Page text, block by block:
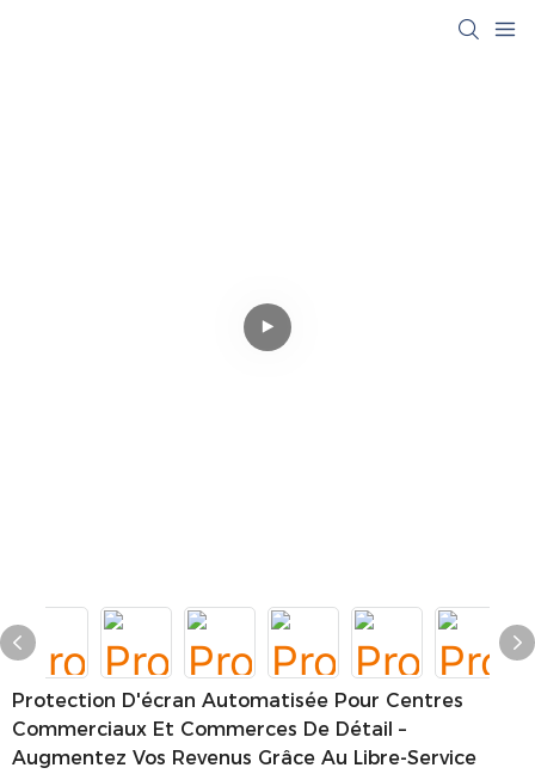
Protection D'écran Automatisée Pour Centres
Commerciaux Et Commerces De Détail –
Augmentez Vos Revenus Grâce Au Libre-Service